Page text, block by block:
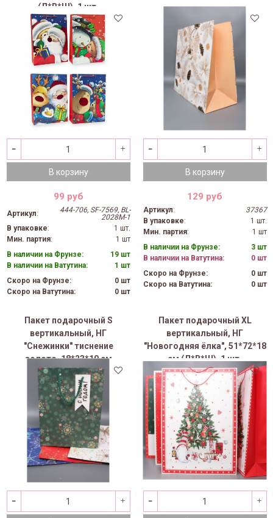
(Д*В*Ш), 1 шт.
В корзину
99 руб
Артикул:
444-706, SF-7569, BL-
2028M-1
В упаковке:
1 шт.
Мин. партия:
1 шт
В наличии на Фрунзе:
19 шт
В наличии на Ватутина:
1 шт
Скоро на Фрунзе:
0 шт
Скоро на Ватутина:
0 шт
В корзину
129 руб
Артикул:
37367
В упаковке:
1 шт.
Мин. партия:
1 шт
В наличии на Фрунзе:
3 шт
В наличии на Ватутина:
0 шт
Скоро на Фрунзе:
0 шт
Скоро на Ватутина:
0 шт
Пакет подарочный S
вертикальный, НГ
"Снежинки" тиснение
золото, 18*23*10 см
(Д*В*Ш), 1 шт.
Пакет подарочный ХL
вертикальный, НГ
"Новогодняя ёлка", 51*72*18
см (Д*В*Ш), 1 шт.